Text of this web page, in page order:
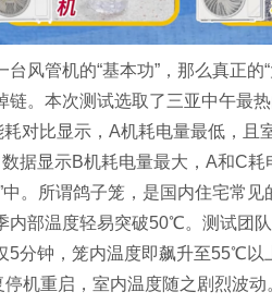
风管机的“基本功”，那么真正的
链。本次测试选取了三亚中午
对比显示，A机耗电量最低，且
据显示B机耗电量最大，A和C耗
。所谓鸽子笼，是国内住宅常
内部温度轻易突破50℃。测试团
5分钟，笼内温度即飙升至55℃以
机重启，室内温度随之剧烈波